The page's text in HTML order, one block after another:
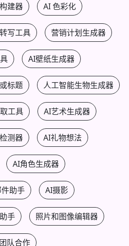
建器 AI 色彩化
写工具 营销计划生成器
AI壁纸生成器
标题 人工智能生物生成器
工具 AI艺术生成器
测器 AI礼物想法
AI角色生成器
助手 AI摄影
手 照片和图像编辑器
队合作